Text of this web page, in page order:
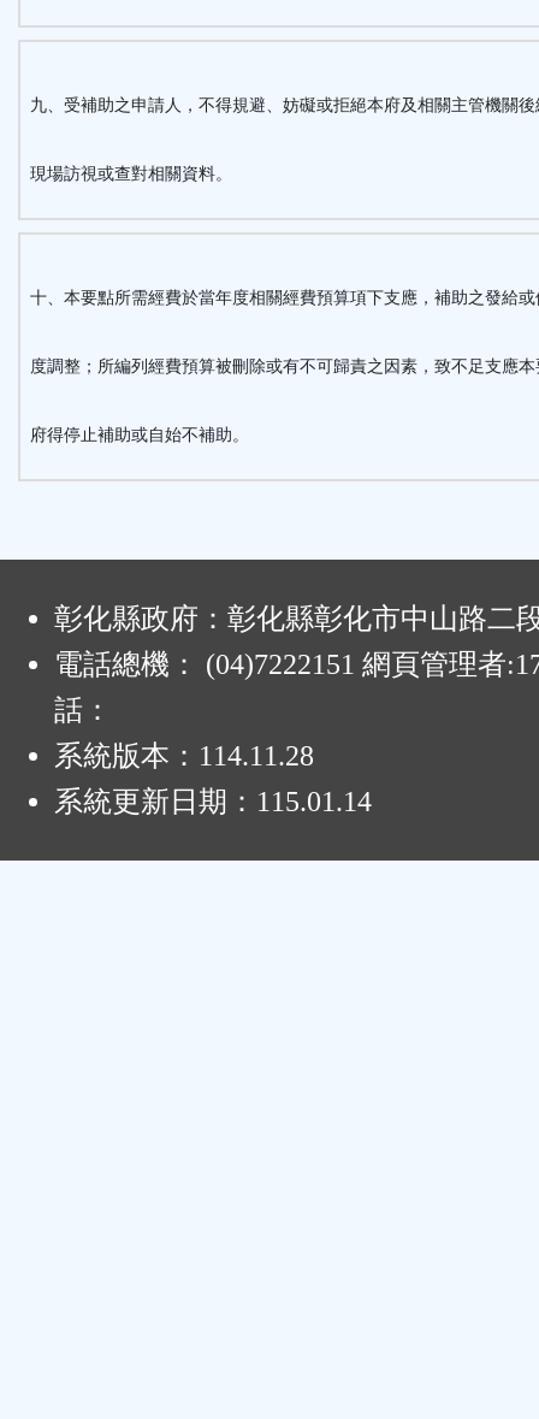
九、受補助之申請人，不得規避、妨礙或拒絕本府及相關主管機關
現場訪視或查對相關資料。
十、本要點所需經費於當年度相關經費預算項下支應，補助之發給
度調整；所編列經費預算被刪除或有不可歸責之因素，致不足支應
府得停止補助或自始不補助。
彰化縣政府：彰化縣彰化市中山路二
電話總機： (04)7222151 網頁管理者
話：
系統版本： 114.11.28
系統更新日期： 115.01.14